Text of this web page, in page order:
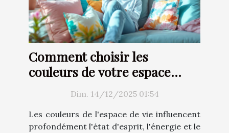
Comment choisir les
couleurs de votre espace
pour améliorer votre bien-
Dim. 14/12/2025 01:54
Les couleurs de l'espace de vie influencent
profondément l'état d'esprit, l'énergie et le